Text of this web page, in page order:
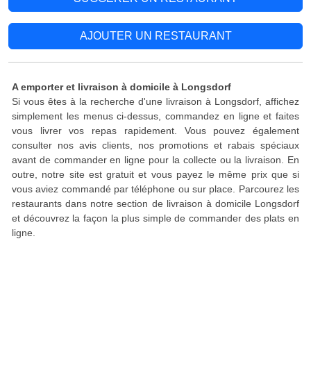
AJOUTER UN RESTAURANT
A emporter et livraison à domicile à Longsdorf
Si vous êtes à la recherche d'une livraison à Longsdorf, affichez
simplement les menus ci-dessus, commandez en ligne et faites
vous livrer vos repas rapidement. Vous pouvez également
consulter nos avis clients, nos promotions et rabais spéciaux
avant de commander en ligne pour la collecte ou la livraison. En
outre, notre site est gratuit et vous payez le même prix que si
vous aviez commandé par téléphone ou sur place. Parcourez les
restaurants dans notre section de livraison à domicile Longsdorf
et découvrez la façon la plus simple de commander des plats en
ligne.